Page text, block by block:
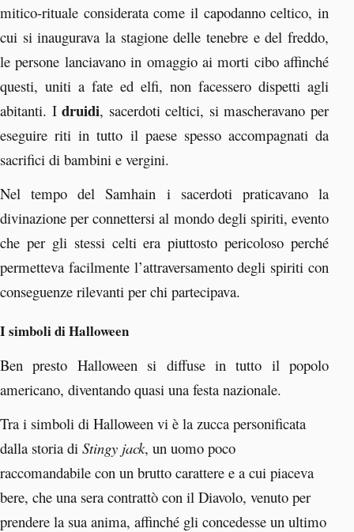
mitico-rituale considerata come il capodanno celtico, in
cui si inaugurava la stagione delle tenebre e del freddo,
le persone lanciavano in omaggio ai morti cibo affinché
questi, uniti a fate ed elfi, non facessero dispetti agli
abitanti. Idruidi, sacerdoti celtici, si mascheravano per
eseguire riti in tutto il paese spesso accompagnati da
sacrifici di bambini e vergini.
Nel tempo del Samhain i sacerdoti praticavano la
divinazione per connettersi al mondo degli spiriti, evento
che per gli stessi celti era piuttosto pericoloso perché
permetteva facilmente l’attraversamento degli spiriti con
conseguenze rilevanti per chi partecipava.
I simboli di Halloween
Ben presto Halloween si diffuse in tutto il popolo
americano, diventando quasi una festa nazionale.
Tra i simboli di Halloween vi è la zucca personificata
dalla storia di Stingy jack, un uomo poco
raccomandabile con un brutto carattere e a cui piaceva
bere, che una sera contrattò con il Diavolo, venuto per
prendere la sua anima, affinché gli concedesse un ultimo